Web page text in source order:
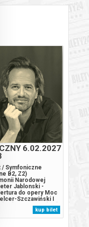
6.02.2027
/ Symfoniczne
B2, Z2)
Narodowej
Jablonski -
do opery Moc
Szczawiński I
[29'] ... przerwa [20']
Es-dur op. 97
zakupy w
kup bilet